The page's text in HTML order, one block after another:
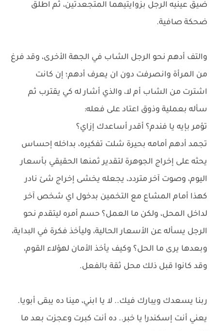
ضيق عينيه الرجل بزوايتيهما المتجعدتين، ثم اطلق
ضحكة صافية.
والتف أدهم نحو الرجل الشاب في الجهة الأخرى، وقد فرغ
من المرأة وانصرفت دون ان يعرف أدهم؛ إن كانت
اشترت من الشاب أم لا، والذي أشار له كي يقترب ثم
سأله بعملية وذوق اعتاد على فعله:
تؤمر بإيه يا فندم؟ أقدر أساعدك إزاي؟
تجمد أدهم أمامه بحيرة شلت تفكيره، بداخله إحساس
يحثه على إخراج الجوهرة لتقدير ثمنها الحقيقي بأسعار
اليوم، وصوت آخر متردد، يجعله يخشى إخراج شئ نادر
كهذا أمام المشاع مع التخمين بدخول اي شخص آخر
لداخل المحل، ولكن ما العمل؟ حسم أمره ليتقدم نحو
الرجل يسأله عن الأسعار الحالية، وليأخذ فكرة في البداية،
وبعدها يرى ما الحل؟ وكيف يأخذ الأمان لهؤلاء القوم،
وقد كانوا قبل ذلك محل ثقة بالفعل.
ربنا يسعدك ويبارك فيك.. لا يا ابني، مينا ده يبقى أبويا.
يعني أنت إسكندر! يا خبر.. ده أنت كبرت وعجزت بعد ما